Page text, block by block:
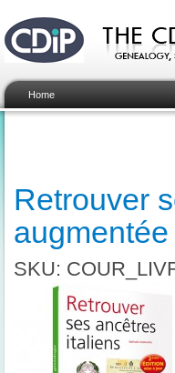
Home
Retrouver
augmentée
SKU: